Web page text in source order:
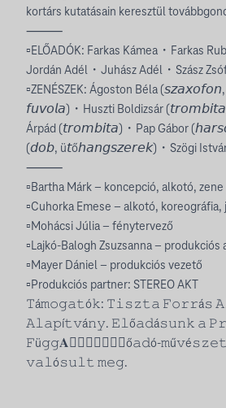
kortárs kutatásain keresztül
⸻
▫️ELŐADÓK: Farkas Kámea・Farkas
Jordán Adél・Juhász Adél・Szász
▫️ZENÉSZEK: Ágoston Béla
𝘧𝘶𝘷𝘰𝘭𝘢)・Huszti Boldizsár
Árpád (𝘵𝘳𝘰𝘮𝘣𝘪𝘵𝘢)・Pap Gábor
(𝘥𝘰𝘣, ü𝘵ő𝘩𝘢𝘯𝘨𝘴𝘻𝘦𝘳𝘦𝘬)・Szögi
⸻
▫️Bartha Márk – koncepció, alkotó, zene
▫️Cuhorka Emese – alkotó, koreográfia,
▫️Mohácsi Júlia – fénytervező
▫️Lajkó-Balogh Zsuzsanna – produkciós
▫️Mayer Dániel – produkciós vezető
▫️Produkciós partner: STEREO AKT
𝚃á𝚖𝚘𝚐𝚊𝚝ó𝚔: 𝚃𝚒𝚜𝚣𝚝𝚊 𝙵𝚘𝚛𝚛á𝚜
𝙰𝚕𝚊𝚙í𝚝𝚟á𝚗𝚢. 𝙴𝚕ő𝚊𝚍á𝚜𝚞𝚗𝚔 𝚊
𝙵ü𝚐𝚐𝐀򳠵򷐵򵐵򳠵򵰠𝙴𝚕ő𝚊𝚍ó-
𝚟𝚊𝚕ó𝚜𝚞𝚕𝚝 𝚖𝚎𝚐.